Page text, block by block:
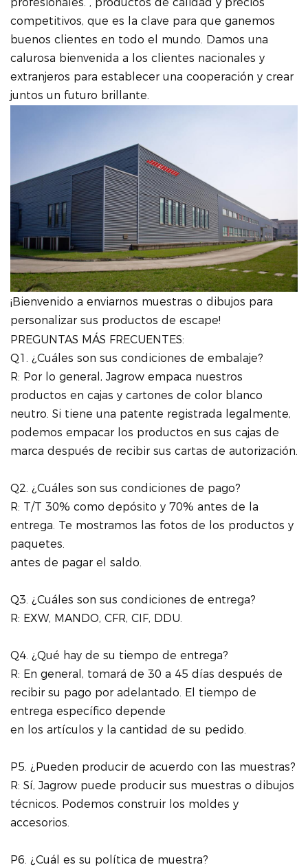
competitivos, que es la clave para que ganemos
buenos clientes en todo el mundo. Damos una
calurosa bienvenida a los clientes nacionales y
extranjeros para establecer una cooperación y crear
juntos un futuro brillante.
¡Bienvenido a enviarnos muestras o dibujos para
personalizar sus productos de escape!
PREGUNTAS MÁS FRECUENTES:
Q1. ¿Cuáles son sus condiciones de embalaje?
R: Por lo general, Jagrow empaca nuestros
productos en cajas y cartones de color blanco
neutro. Si tiene una patente registrada legalmente,
podemos empacar los productos en sus cajas de
marca después de recibir sus cartas de autorización.
Q2. ¿Cuáles son sus condiciones de pago?
R: T/T 30% como depósito y 70% antes de la
entrega. Te mostramos las fotos de los productos y
paquetes.
antes de pagar el saldo.
Q3. ¿Cuáles son sus condiciones de entrega?
R: EXW, MANDO, CFR, CIF, DDU.
Q4. ¿Qué hay de su tiempo de entrega?
R: En general, tomará de 30 a 45 días después de
recibir su pago por adelantado. El tiempo de
entrega específico depende
en los artículos y la cantidad de su pedido.
P5. ¿Pueden producir de acuerdo con las muestras?
R: Sí, Jagrow puede producir sus muestras o dibujos
técnicos. Podemos construir los moldes y
accesorios.
P6. ¿Cuál es su política de muestra?